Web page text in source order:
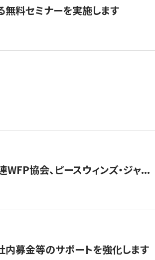
無料セミナーを実施します
協会、ピースウィンズ・ジャ...
内募金等のサポートを強化します